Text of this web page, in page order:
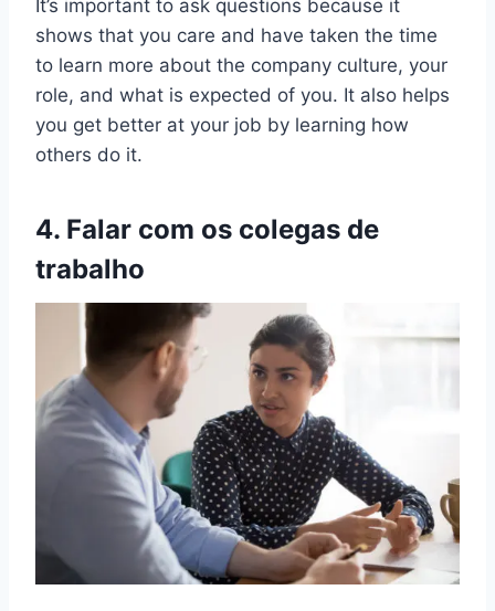
It’s important to ask questions because it
shows that you care and have taken the time
to learn more about the company culture, your
role, and what is expected of you. It also helps
you get better at your job by learning how
others do it.
4. Falar com os colegas de
trabalho